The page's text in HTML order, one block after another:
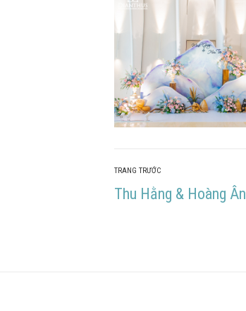
Điều
hướng
TRANG TRƯỚC
QUAY
Thu Hằng & Hoàng Ân